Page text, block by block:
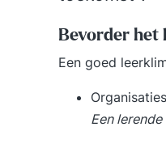
Bevorder het
Een goed
Een